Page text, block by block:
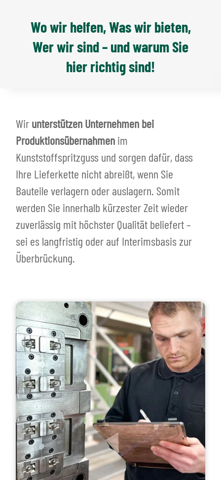
Wo wir helfen, Was wir bieten,
Wer wir sind – und warum Sie
hier richtig sind!
Wir unterstützen Unternehmen bei
Produktionsübernahmen im
Kunststoffspritzguss und sorgen dafür, dass
Ihre Lieferkette nicht abreißt, wenn Sie
Bauteile verlagern oder auslagern. Somit
werden Sie innerhalb kürzester Zeit wieder
zuverlässig mit höchster Qualität beliefert –
sei es langfristig oder auf Interimsbasis zur
Überbrückung.